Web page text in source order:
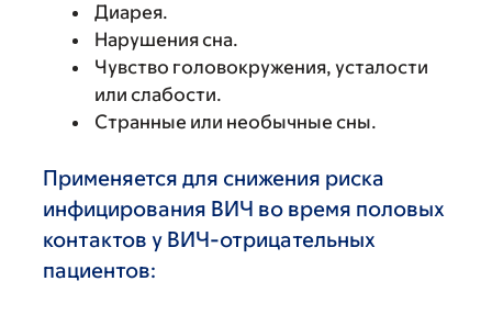
Диарея.
Нарушения сна.
Чувство головокружения, усталости
или слабости.
Странные или необычные сны.
Применяется для снижения риска
инфицирования ВИЧ во время половых
контактов у ВИЧ-отрицательных
пациентов: